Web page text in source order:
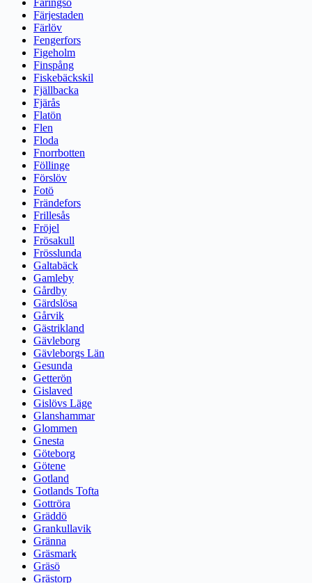
Färingsö
Färjestaden
Färlöv
Fengerfors
Figeholm
Finspång
Fiskebäckskil
Fjällbacka
Fjärås
Flatön
Flen
Floda
Fnorrbotten
Föllinge
Förslöv
Fotö
Frändefors
Frillesås
Fröjel
Frösakull
Frösslunda
Galtabäck
Gamleby
Gårdby
Gärdslösa
Gårvik
Gästrikland
Gävleborg
Gävleborgs Län
Gesunda
Getterön
Gislaved
Gislövs Läge
Glanshammar
Glommen
Gnesta
Göteborg
Götene
Gotland
Gotlands Tofta
Gottröra
Gräddö
Grankullavik
Gränna
Gräsmark
Gräsö
Grästorp